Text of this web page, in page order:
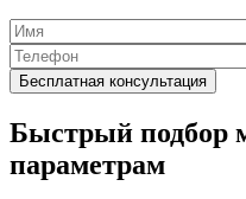
Быстрый подбор
параметрам